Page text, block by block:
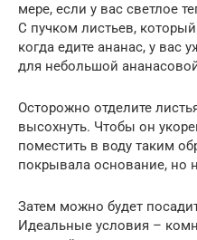
мере, если у вас светлое
С пучком листьев,
когда едите ананас, у вас
для небольшой
Осторожно отделите
высохнуть. Чтобы он
поместить в воду таким
покрывала основание, но
Затем можно будет
Идеальные условия –